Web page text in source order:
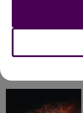
À LA UNE